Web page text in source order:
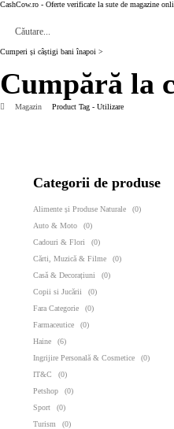
CashCow.ro - Oferte verificate la sute de magazine
Cumperi și câștigi bani înapoi >
Cumpără la
Magazin Product Tag - Utilizare
Categorii de produse
Alimente și Produse Naturale
(0)
Auto & Moto
(0)
Cadouri & Flori
(0)
Cărti, Muzică & Filme
(0)
Casă & Decorațiuni
(0)
Copii si Jucării
(0)
Fara Categorie
(0)
Farmaceutice
(0)
Haine
(6)
Ingrijire Personală & Cosmetice
(0)
IT&C
(0)
Petshop
(0)
Sport
(0)
Turism
(0)